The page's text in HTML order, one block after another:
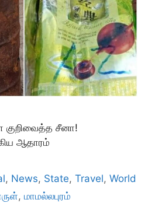
சீனா!
ஆதாரம்
, News, State,Travel,World
,மாமல்லபுரம்